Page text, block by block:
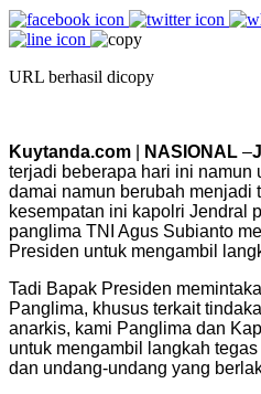
URL berhasil dicopy
Kuytanda.com NASIONAL –
terjadi beberapa hari ini namun
damai namun berubah menjadi
kesempatan ini kapolri Jendral
panglima TNI Agus Subianto
Presiden untuk mengambil
Tadi Bapak Presiden
Panglima, khusus terkait
anarkis, kami Panglima dan
untuk mengambil langkah
dan undang-undang yang